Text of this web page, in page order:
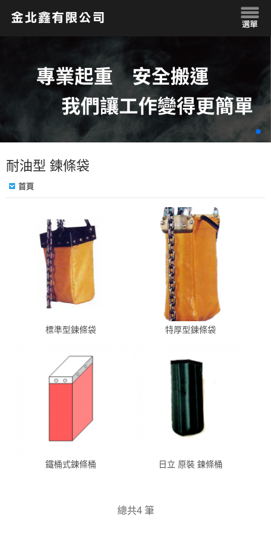
耐油型 鍊條袋
首頁
標準型鍊條袋 特厚型鍊條袋
鐵桶式鍊條桶 日立 原裝 鍊條桶
總共4 筆